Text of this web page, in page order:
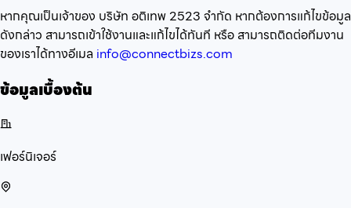
หากคุณเป็นเจ้าของ บริษัท อติเทพ 2523 จำกัด หากต้องการแก้ไขข้อมูล
ดังกล่าว สามารถเข้าใช้งานและแก้ไขได้ทันที หรือ สามารถติดต่อทีมงาน
ของเราได้ทางอีเมล info@connectbizs.com
ข้อมูลเบื้องต้น
เฟอร์นิเจอร์